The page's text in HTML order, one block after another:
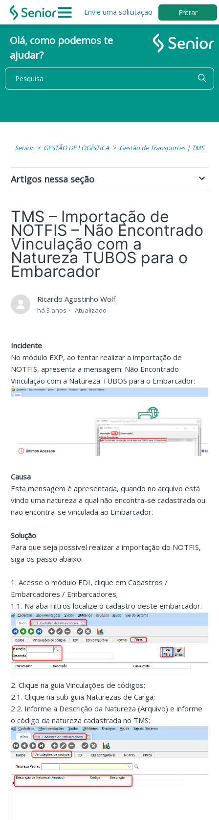
Envie uma solicitação Entrar
Olá, como podemos te
ajudar?
Senior GESTÃO DE LOGÍSTICA Gestão de Transportes | TMS
Artigos nessa seção
TMS – Importação de
NOTFIS – Não Encontrado
Vinculação com a
Natureza TUBOS para o
Embarcador
Ricardo Agostinho Wolf
há 3 anos Atualizado
Incidente
No módulo EXP, ao tentar realizar a importação de
NOTFIS, apresenta a mensagem: Não Encontrado
Vinculação com a Natureza TUBOS para o Embarcador:
Causa
Esta mensagem é apresentada, quando no arquivo está
vindo uma natureza a qual não encontra-se cadastrada ou
não encontra-se vinculada ao Embarcador.
Solução
Para que seja possível realizar a importação do NOTFIS,
siga os passo abaixo:
1. Acesse o módulo EDI, clique em Cadastros /
Embarcadores / Embarcadores;
1.1. Na aba Filtros localize o cadastro deste embarcador:
2. Clique na guia Vinculações de códigos;
2.1. Clique na sub guia Naturezas de Carga;
2.2. Informe a Descrição da Natureza (Arquivo) e informe
o código da natureza cadastrada no TMS: